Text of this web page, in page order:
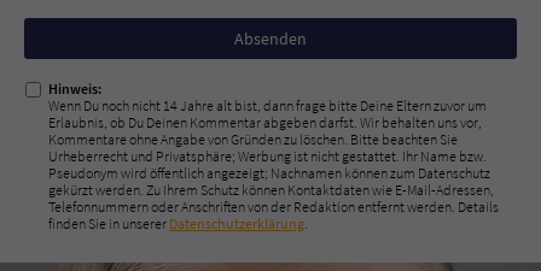
Nicht
ausfüllen!
Hinweis:
Wenn Du noch nicht 14 Jahre alt bist, dann frage bitte Deine Eltern zuvor um
Erlaubnis, ob Du Deinen Kommentar abgeben darfst. Wir behalten uns vor,
Kommentare ohne Angabe von Gründen zu löschen. Bitte beachten Sie
Urheberrecht und Privatsphäre; Werbung ist nicht gestattet. Ihr Name bzw.
Pseudonym wird öffentlich angezeigt; Nachnamen können zum Datenschutz
gekürzt werden. Zu Ihrem Schutz können Kontaktdaten wie E-Mail-Adressen,
Telefonnummern oder Anschriften von der Redaktion entfernt werden. Details
finden Sie in unserer Datenschutzerklärung